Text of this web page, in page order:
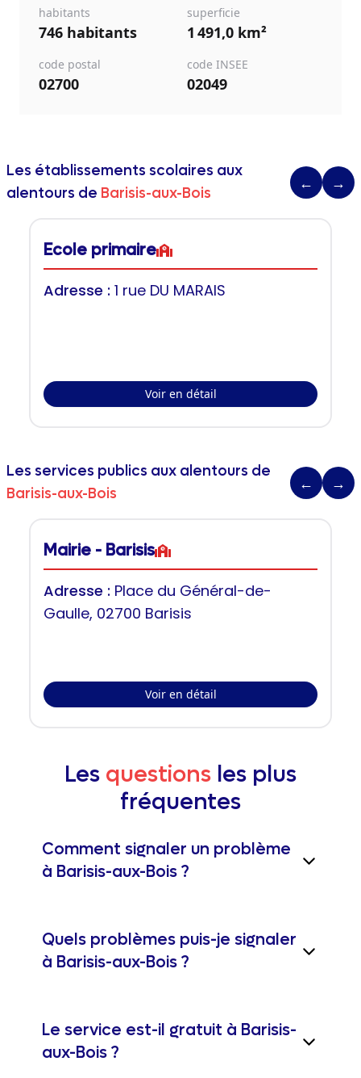
habitants
746 habitants
superficie
1 491,0 km²
code postal
02700
code INSEE
02049
Les établissements scolaires aux
alentours de Barisis-aux-Bois
← →
Ecole primaire
Adresse : 1 rue DU MARAIS
Voir en détail
Les services publics aux alentours de
Barisis-aux-Bois
← →
Mairie - Barisis
Adresse : Place du Général-de-
Gaulle, 02700 Barisis
Voir en détail
Les questions les plus
fréquentes
Comment signaler un problème
à Barisis-aux-Bois ?
Quels problèmes puis-je signaler
à Barisis-aux-Bois ?
Le service est-il gratuit à Barisis-
aux-Bois ?